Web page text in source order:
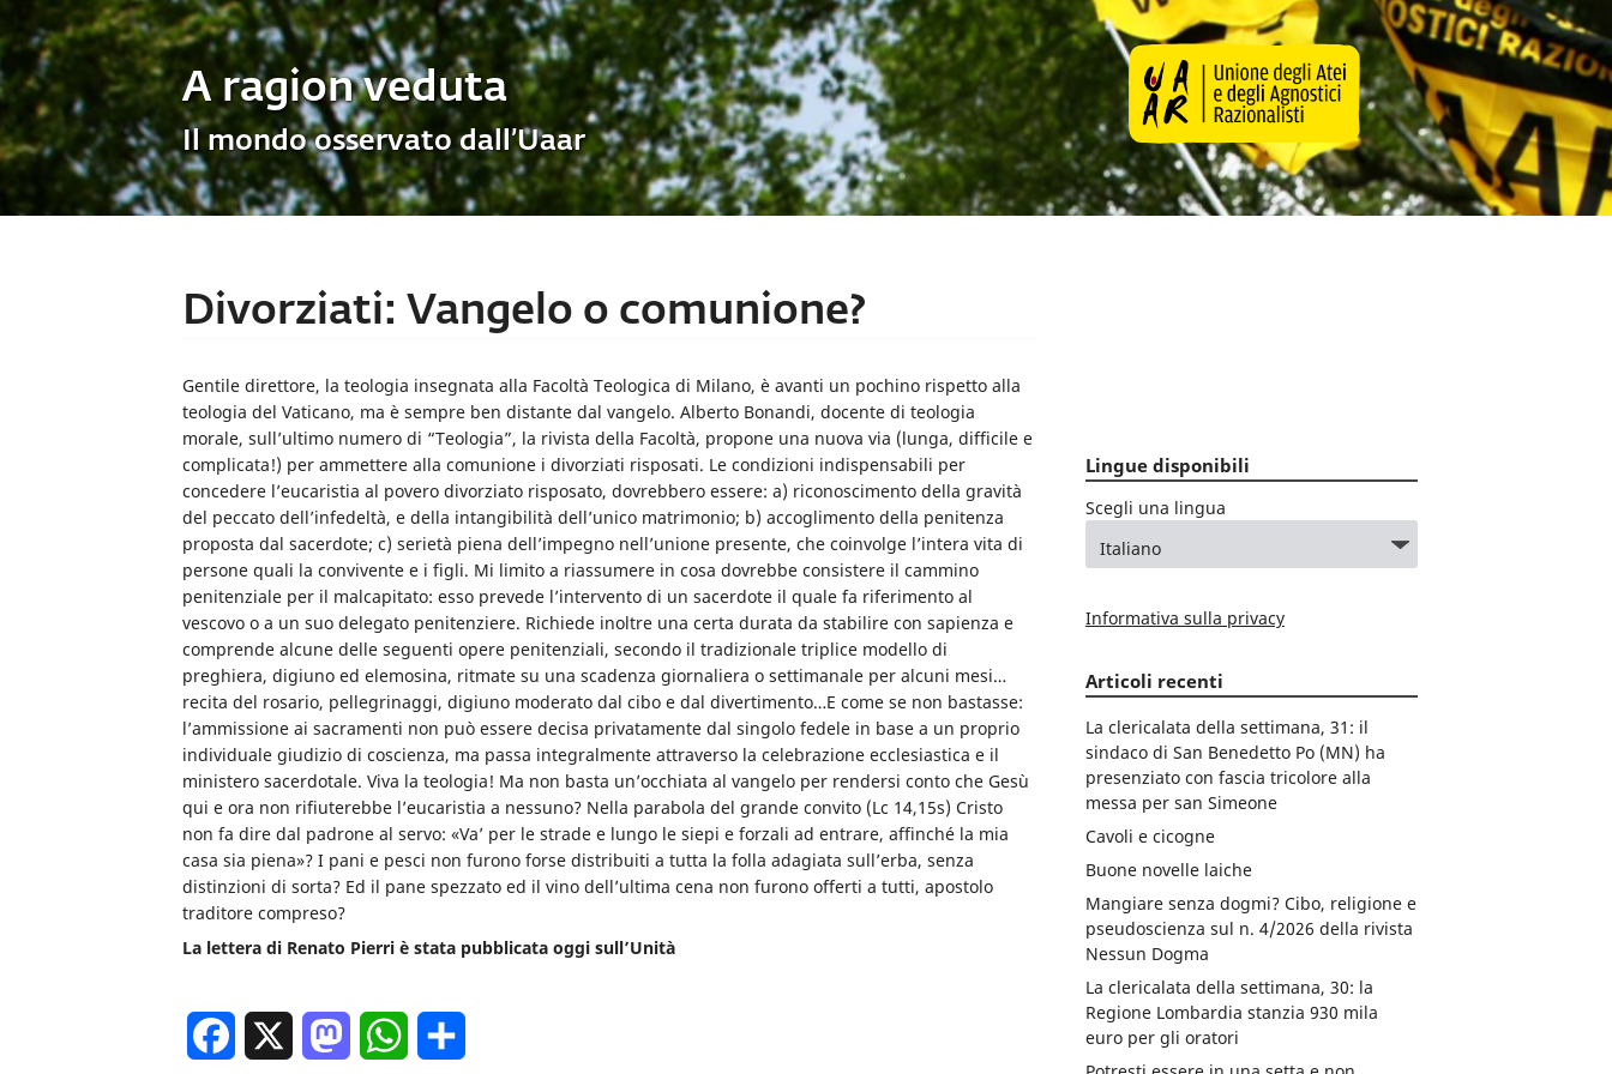
A ragion veduta
Il mondo osservato dall’Uaar
Divorziati: Vangelo o comunione?
Gentile direttore, la teologia insegnata alla Facoltà Teologica di Milano, è avanti un pochino rispetto alla
teologia del Vaticano, ma è sempre ben distante dal vangelo. Alberto Bonandi, docente di teologia
morale, sull’ultimo numero di “Teologia”, la rivista della Facoltà, propone una nuova via (lunga, difficile e
complicata!) per ammettere alla comunione i divorziati risposati. Le condizioni indispensabili per
concedere l’eucaristia al povero divorziato risposato, dovrebbero essere: a) riconoscimento della gravità
del peccato dell’infedeltà, e della intangibilità dell’unico matrimonio; b) accoglimento della penitenza
proposta dal sacerdote; c) serietà piena dell’impegno nell’unione presente, che coinvolge l’intera vita di
persone quali la convivente e i figli. Mi limito a riassumere in cosa dovrebbe consistere il cammino
penitenziale per il malcapitato: esso prevede l’intervento di un sacerdote il quale fa riferimento al
vescovo o a un suo delegato penitenziere. Richiede inoltre una certa durata da stabilire con sapienza e
comprende alcune delle seguenti opere penitenziali, secondo il tradizionale triplice modello di
preghiera, digiuno ed elemosina, ritmate su una scadenza giornaliera o settimanale per alcuni mesi…
recita del rosario, pellegrinaggi, digiuno moderato dal cibo e dal divertimento…E come se non bastasse:
l’ammissione ai sacramenti non può essere decisa privatamente dal singolo fedele in base a un proprio
individuale giudizio di coscienza, ma passa integralmente attraverso la celebrazione ecclesiastica e il
ministero sacerdotale. Viva la teologia! Ma non basta un’occhiata al vangelo per rendersi conto che Gesù
qui e ora non rifiuterebbe l’eucaristia a nessuno? Nella parabola del grande convito (Lc 14,15s) Cristo
non fa dire dal padrone al servo: «Va’ per le strade e lungo le siepi e forzali ad entrare, affinché la mia
casa sia piena»? I pani e pesci non furono forse distribuiti a tutta la folla adagiata sull’erba, senza
distinzioni di sorta? Ed il pane spezzato ed il vino dell’ultima cena non furono offerti a tutti, apostolo
traditore compreso?
La lettera di Renato Pierri è stata pubblicata oggi sull’Unità
Facebook MastodonWhatsApp
Lingue disponibili
Scegli una lingua
Informativa sulla privacy
Articoli recenti
La clericalata della settimana, 31: il
sindaco di San Benedetto Po (MN) ha
presenziato con fascia tricolore alla
messa per san Simeone
Cavoli e cicogne
Buone novelle laiche
Mangiare senza dogmi? Cibo, religione e
pseudoscienza sul n. 4/2026 della rivista
Nessun Dogma
La clericalata della settimana, 30: la
Regione Lombardia stanzia 930 mila
euro per gli oratori